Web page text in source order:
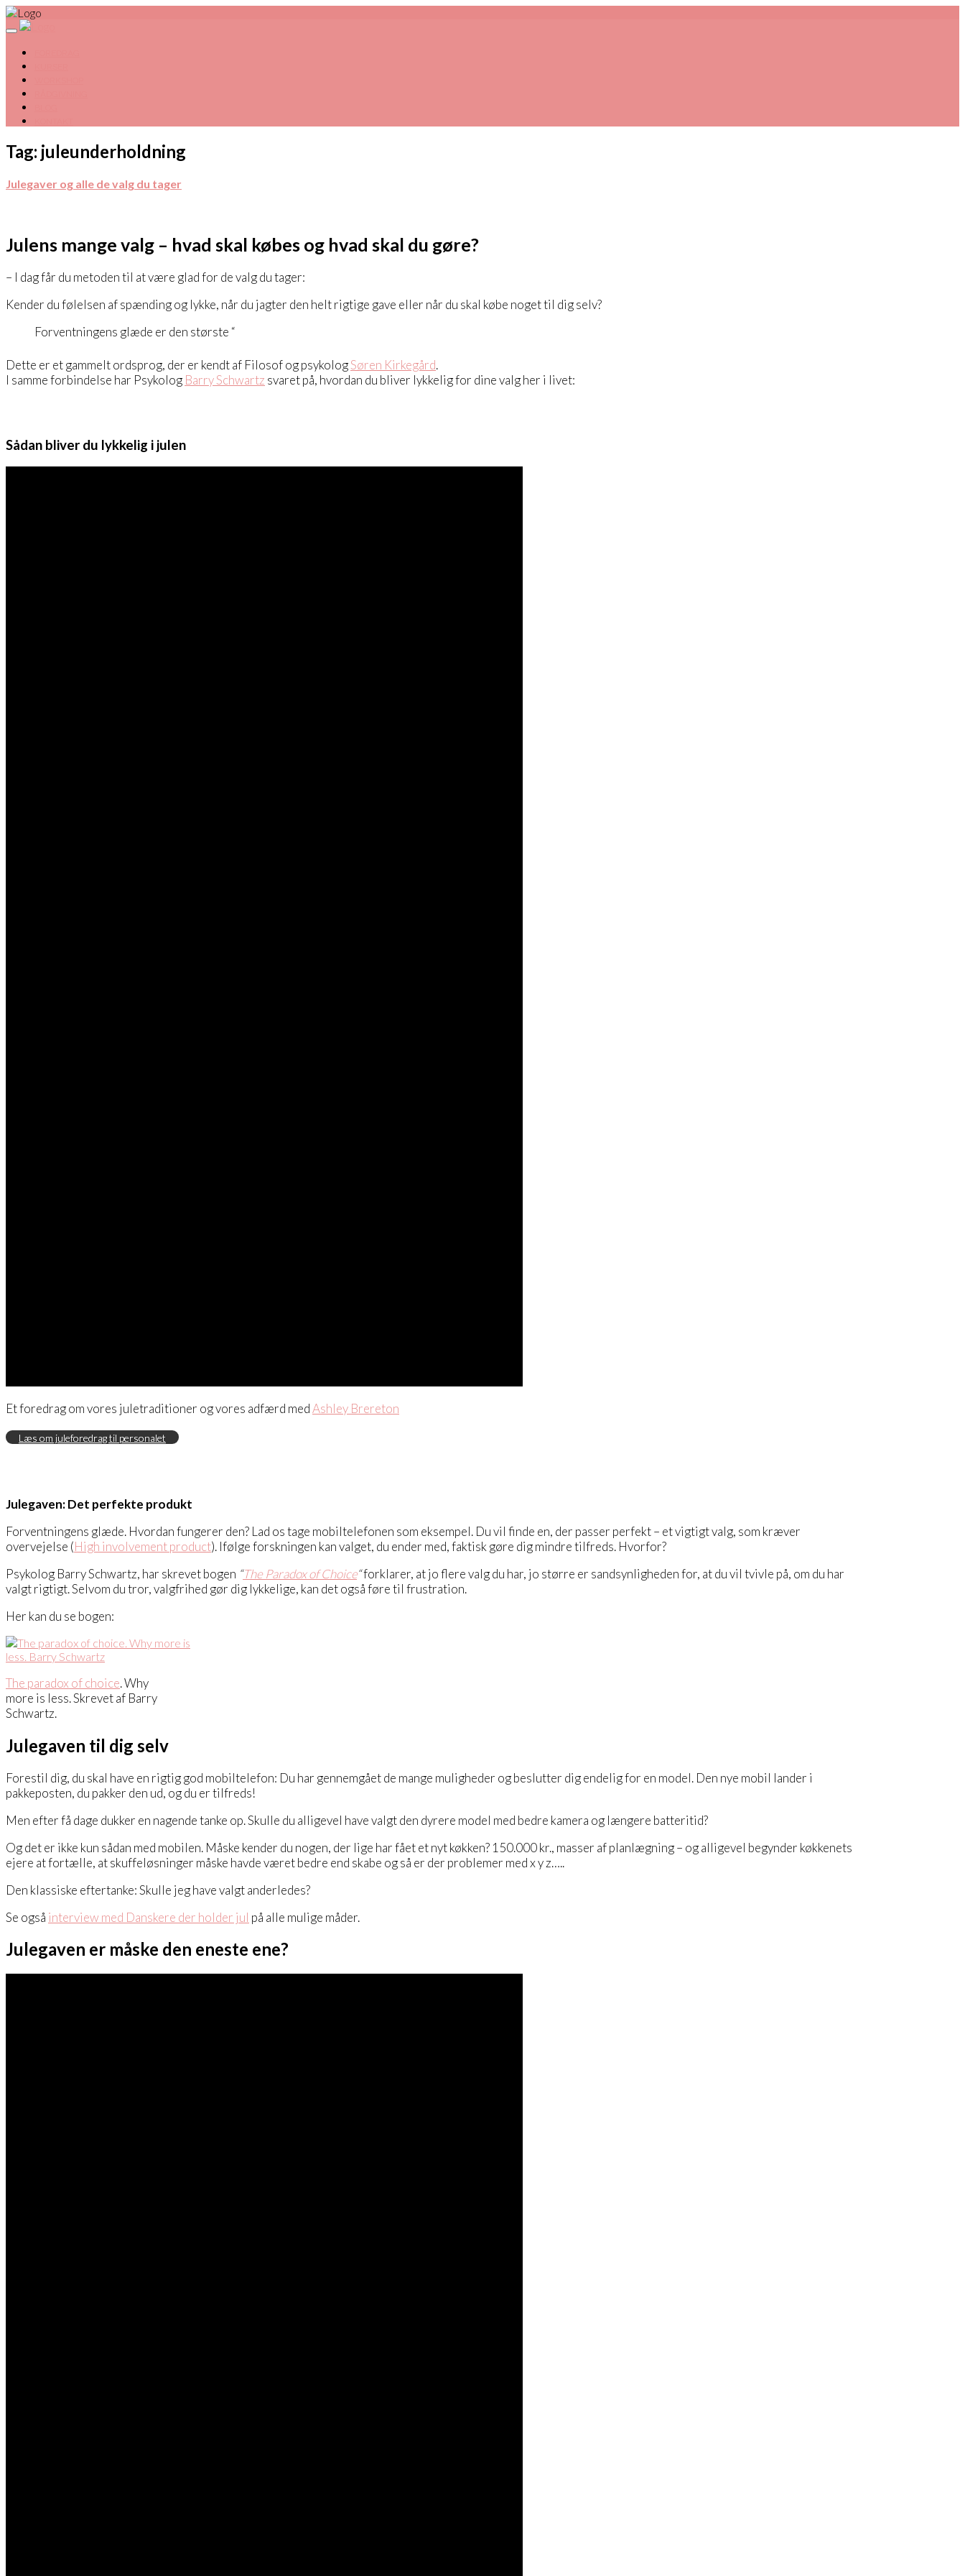
Tag: juleunderholdning
Julegaver og alle de valg du tager
Julens mange valg – hvad skal købes og hvad skal du gøre?
– I dag får du metoden til at være glad for de valg du tager:
Kender du følelsen af spænding og lykke, når du jagter den helt rigtige gave eller når du skal købe noget til dig selv?
Forventningens glæde er den største “
Dette er et gammelt ordsprog, der er kendt af Filosof og psykologSøren Kirkegård.
I samme forbindelse har Psykolog Barry Schwartz svaret på, hvordan du bliver lykkelig for dine valg her i livet:
Sådan bliver du lykkelig i julen
Et foredrag om vores juletraditioner og vores adfærd medAshley Brereton
Læs om juleforedrag til personalet
Julegaven: Det perfekte produkt
Forventningens glæde. Hvordan fungerer den? Lad os tage mobiltelefonen som eksempel. Du vil finde en, der passer perfekt – et vigtigt valg, som kræver
overvejelse (High involvement product). Ifølge forskningen kan valget, du ender med, faktisk gøre dig mindre tilfreds. Hvorfor?
Psykolog Barry Schwartz, har skrevet bogen “The Paradox of Choice“forklarer, at jo flere valg du har, jo større er sandsynligheden for, at du vil tvivle på, om du har
valgt rigtigt. Selvom du tror, valgfrihed gør dig lykkelige, kan det også føre til frustration.
Her kan du se bogen:
The paradox of choice. Why
more is less. Skrevet af Barry
Schwartz.
Julegaven til dig selv
Forestil dig, du skal have en rigtig god mobiltelefon: Du har gennemgået de mange muligheder og beslutter dig endelig for en model. Den nye mobil lander i
pakkeposten, du pakker den ud, og du er tilfreds!
Men efter få dage dukker en nagende tanke op. Skulle du alligevel have valgt den dyrere model med bedre kamera og længere batteritid?
Og det er ikke kun sådan med mobilen. Måske kender du nogen, der lige har fået et nyt køkken? 150.000 kr., masser af planlægning – og alligevel begynder køkkenets
ejere at fortælle, at skuffeløsninger måske havde været bedre end skabe og så er der problemer med x y z…..
Den klassiske eftertanke: Skulle jeg have valgt anderledes?
Se også interview med Danskere der holder jul på alle mulige måder.
Julegaven er måske den eneste ene?